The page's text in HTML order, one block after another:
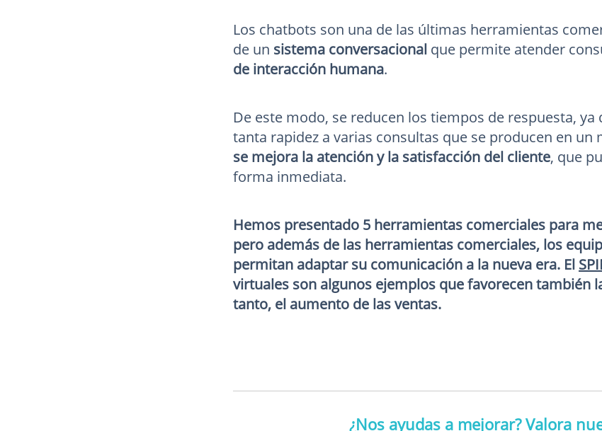
Los chatbots son una de las últimas herramientas
de un sistema conversacional que permite atender
de interacción humana.
De este modo, se reducen los tiempos de respuesta,
tanta rapidez a varias consultas que se producen en
se mejora la atención y la satisfacción del cliente, que
forma inmediata.
Hemos presentado 5 herramientas comerciales para
pero además de las herramientas comerciales, los
permitan adaptar su comunicación a la nueva era. El
virtuales son algunos ejemplos que favorecen también
tanto, el aumento de las ventas.
¿Nos ayudas a mejorar? Valora